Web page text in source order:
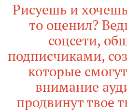
Рисуешь и
то оценил?
соцсети,
подписчиками,
которые
внимание
продвинут твое